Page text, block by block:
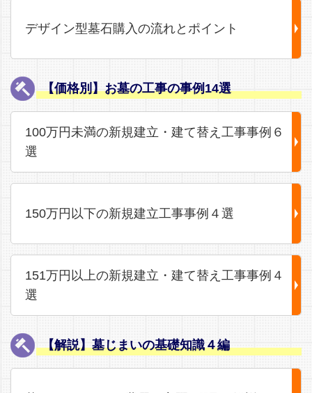
デザイン型墓石購入の流れとポイント
【価格別】お墓の工事の事例14選
100万円未満の新規建立・建て替え工事事例６
選
150万円以下の新規建立工事事例４選
151万円以上の新規建立・建て替え工事事例４
選
【解説】墓じまいの基礎知識４編